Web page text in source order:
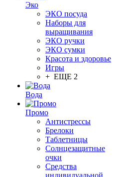
Эко
ЭКО посуда
Наборы для
выращивания
ЭКО ручки
ЭКО сумки
Красота и здоровье
Игры
+ ЕЩЕ 2
Вода
Промо
Антистрессы
Брелоки
Таблетницы
Солнцезащитные
очки
Средства
индивидуальной